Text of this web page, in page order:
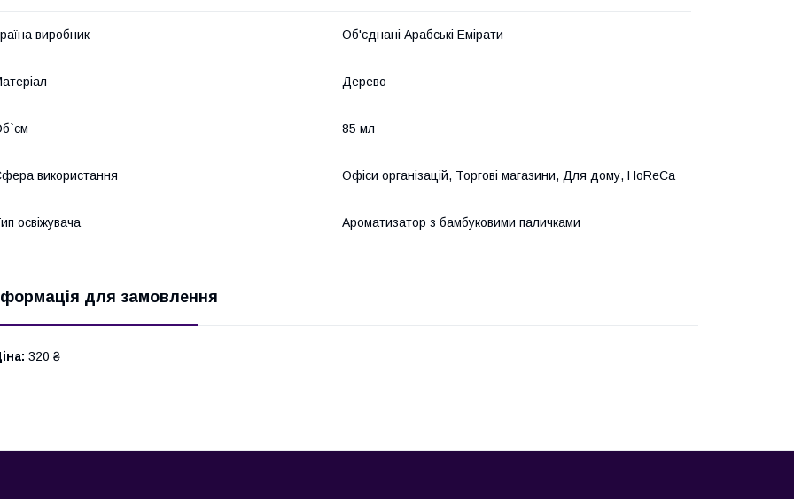
виробник Об'єднані Арабські Емірати
Дерево
85 мл
використання Офіси організацій, Торгові магазини, Для дому, HoReCa
освіжувача Ароматизатор з бамбуковими паличками
для замовлення
320 ₴